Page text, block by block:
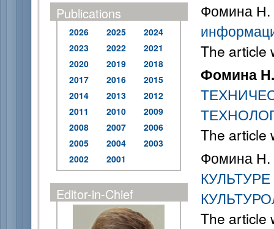
Publications
2026 2025
2024
2023
2022
2021
2020
2019
2018
2017
2016
2015
2014
2013
2012
2011
2010
2009
2008
2007
2006
2005
2004
2003
2002
2001
Editor-in-Chief
Фомина
The article
Фомина
The article
Фомина
The article